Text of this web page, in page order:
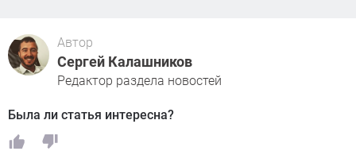
Автор
Сергей Калашников
Редактор раздела новостей
Была ли статья интересна?